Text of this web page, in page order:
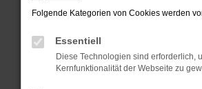
Fehler: Network Error
Beim Laden ist ein Fehler
Hier sind ein paar Tipps, die dir
Folgende Kategorien von Cookies werden
Essentiell
Diese Technologien sind erforderlich,
Kernfunktionalität der Webseite zu